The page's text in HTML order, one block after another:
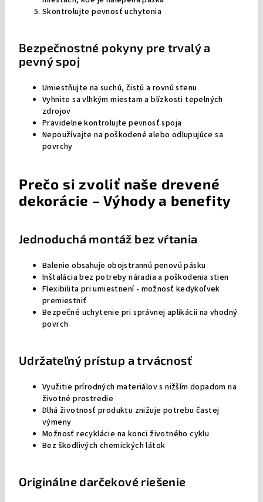
Skontrolujte pevnosť uchytenia
Bezpečnostné pokyny pre trvalý a
pevný spoj
Umiestňujte na suchú, čistú a rovnú stenu
Vyhnite sa vlhkým miestam a blízkosti tepelných
zdrojov
Pravidelne kontrolujte pevnosť spoja
Nepoužívajte na poškodené alebo odlupujúce sa
povrchy
Prečo si zvoliť naše drevené
dekorácie – Výhody a benefity
Jednoduchá montáž bez vŕtania
Balenie obsahuje obojstrannú penovú pásku
Inštalácia bez potreby náradia a poškodenia stien
Flexibilita pri umiestnení - možnosť kedykoľvek
premiestniť
Bezpečné uchytenie pri správnej aplikácii na vhodný
povrch
Udržateľný prístup a trvácnosť
Využitie prírodných materiálov s nižším dopadom na
životné prostredie
Dlhá životnosť produktu znižuje potrebu častej
výmeny
Možnosť recyklácie na konci životného cyklu
Bez škodlivých chemických látok
Originálne darčekové riešenie